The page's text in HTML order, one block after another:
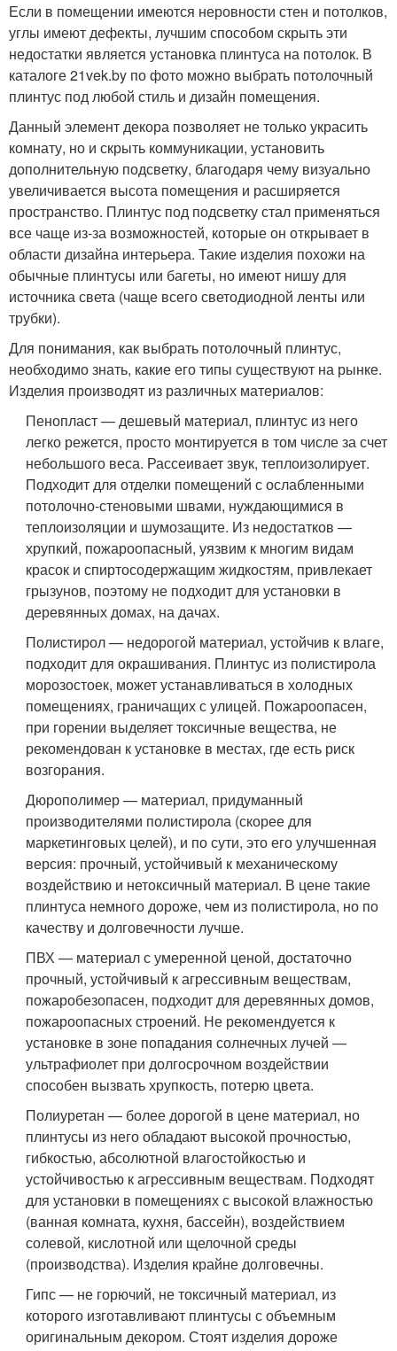
Если в помещении имеются неровности стен и потолков,
углы имеют дефекты, лучшим способом скрыть эти
недостатки является установка плинтуса на потолок. В
каталоге 21vek.by по фото можно выбрать потолочный
плинтус под любой стиль и дизайн помещения.
Данный элемент декора позволяет не только украсить
комнату, но и скрыть коммуникации, установить
дополнительную подсветку, благодаря чему визуально
увеличивается высота помещения и расширяется
пространство. Плинтус под подсветку стал применяться
все чаще из-за возможностей, которые он открывает в
области дизайна интерьера. Такие изделия похожи на
обычные плинтусы или багеты, но имеют нишу для
источника света (чаще всего светодиодной ленты или
трубки).
Для понимания, как выбрать потолочный плинтус,
необходимо знать, какие его типы существуют на рынке.
Изделия производят из различных материалов:
Пенопласт — дешевый материал, плинтус из него
легко режется, просто монтируется в том числе за счет
небольшого веса. Рассеивает звук, теплоизолирует.
Подходит для отделки помещений с ослабленными
потолочно-стеновыми швами, нуждающимися в
теплоизоляции и шумозащите. Из недостатков —
хрупкий, пожароопасный, уязвим к многим видам
красок и спиртосодержащим жидкостям, привлекает
грызунов, поэтому не подходит для установки в
деревянных домах, на дачах.
Полистирол — недорогой материал, устойчив к влаге,
подходит для окрашивания. Плинтус из полистирола
морозостоек, может устанавливаться в холодных
помещениях, граничащих с улицей. Пожароопасен,
при горении выделяет токсичные вещества, не
рекомендован к установке в местах, где есть риск
возгорания.
Дюрополимер — материал, придуманный
производителями полистирола (скорее для
маркетинговых целей), и по сути, это его улучшенная
версия: прочный, устойчивый к механическому
воздействию и нетоксичный материал. В цене такие
плинтуса немного дороже, чем из полистирола, но по
качеству и долговечности лучше.
ПВХ — материал с умеренной ценой, достаточно
прочный, устойчивый к агрессивным веществам,
пожаробезопасен, подходит для деревянных домов,
пожароопасных строений. Не рекомендуется к
установке в зоне попадания солнечных лучей —
ультрафиолет при долгосрочном воздействии
способен вызвать хрупкость, потерю цвета.
Полиуретан — более дорогой в цене материал, но
плинтусы из него обладают высокой прочностью,
гибкостью, абсолютной влагостойкостью и
устойчивостью к агрессивным веществам. Подходят
для установки в помещениях с высокой влажностью
(ванная комната, кухня, бассейн), воздействием
солевой, кислотной или щелочной среды
(производства). Изделия крайне долговечны.
Гипс — не горючий, не токсичный материал, из
которого изготавливают плинтусы с объемным
оригинальным декором. Стоят изделия дороже